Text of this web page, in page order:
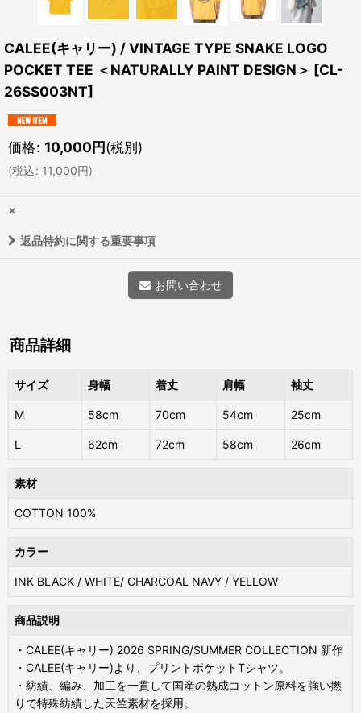
CALEE(キャリー) / VINTAGE TYPE SNAKE LOGO
POCKET TEE ＜NATURALLY PAINT DESIGN＞ [CL-
26SS003NT]
価格: 10,000円(税別)
(税込: 11,000円)
×
返品特約に関する重要事項
お問い合わせ
商品詳細
サイズ 身幅 着丈 肩幅 袖丈
M 58cm 70cm 54cm 25cm
L 62cm 72cm 58cm 26cm
素材
COTTON 100%
カラー
INK BLACK / WHITE/ CHARCOAL NAVY / YELLOW
商品説明
・CALEE(キャリー) 2026 SPRING/SUMMER COLLECTION 新作
・CALEE(キャリー)より、プリントポケットTシャツ。
・紡績、編み、加工を一貫して国産の熟成コットン原料を強い撚
りで特殊紡績した天竺素材を採用。